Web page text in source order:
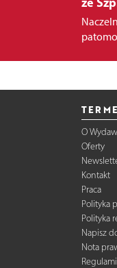
O
Oferty
Kontakt
Praca
Polityka
Polityka
Napisz
Nota